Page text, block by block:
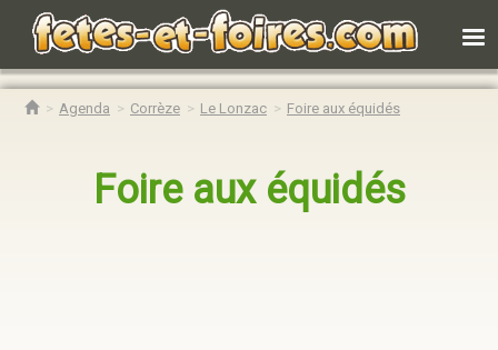
Agenda Corrèze Le Lonzac Foire aux équidés
Foire aux équidés